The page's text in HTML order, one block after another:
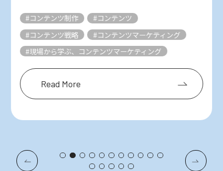
事百貨』（シゴトヒ
ト）
学ぶ、コンテンツマーケ
ティング」。 様々なメデ
ィアは数多ある星のよう
なもの。 そんな数え切れ
ないほどの星の...
#コンテンツ制作
#コンテンツ
#コンテンツ戦略
#コンテンツマーケティング
#現場から学ぶ、コンテンツマーケティング
Read More